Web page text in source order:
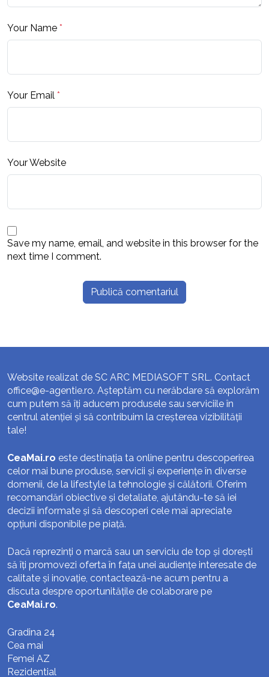
Your Name *
Your Email *
Your Website
Save my name, email, and website in this browser for the
next time I comment.
Website realizat de SC ARC MEDIASOFT SRL. Contact
office@e-agentie.ro. Așteptăm cu nerăbdare să explorăm
cum putem să îți aducem produsele sau serviciile în
centrul atenției și să contribuim la creșterea vizibilității
tale!
CeaMai.ro este destinația ta online pentru descoperirea
celor mai bune produse, servicii și experiențe în diverse
domenii, de la lifestyle la tehnologie și călătorii. Oferim
recomandări obiective și detaliate, ajutându-te să iei
decizii informate și să descoperi cele mai apreciate
opțiuni disponibile pe piață.
Dacă reprezinți o marcă sau un serviciu de top și dorești
să îți promovezi oferta în fața unei audiențe interesate de
calitate și inovație, contactează-ne acum pentru a
discuta despre oportunitățile de colaborare pe
CeaMai.ro.
Gradina 24
Cea mai
Femei AZ
Rezidential